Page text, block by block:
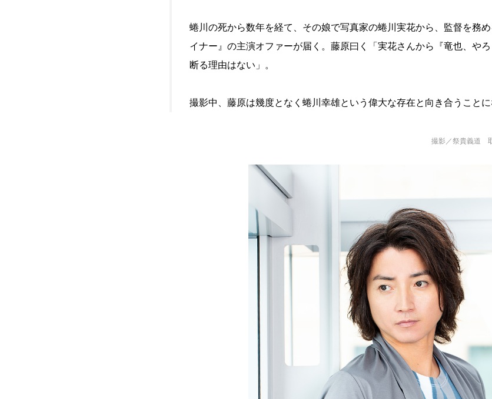
蜷川の死から数年を経て、その娘で写真家の蜷川実花から、監督を務
イナー』の主演オファーが届く。藤原曰く「実花さんから『竜也、や
断る理由はない」。
撮影中、藤原は幾度となく蜷川幸雄という偉大な存在と向き合うことに
撮影／祭貴義道